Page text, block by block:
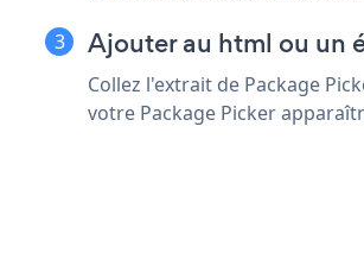
Ajouter au html ou un
Collez l'extrait de Package
votre Package Picker